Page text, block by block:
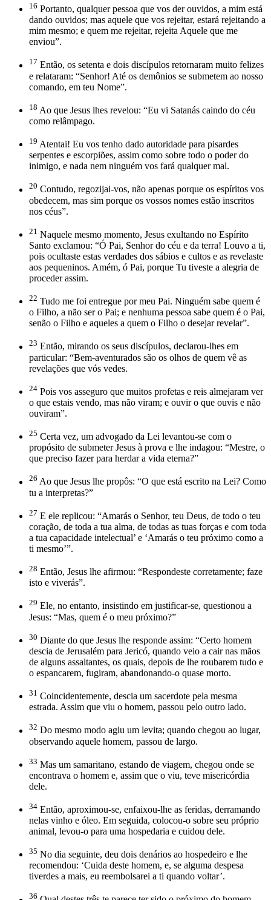
16 Portanto, qualquer pessoa que vos der ouvidos, a mim está
dando ouvidos; mas aquele que vos rejeitar, estará rejeitando a
mim mesmo; e quem me rejeitar, rejeita Aquele que me
enviou”.
17 Então, os setenta e dois discípulos retornaram muito felizes
e relataram: “Senhor! Até os demônios se submetem ao nosso
comando, em teu Nome”.
18 Ao que Jesus lhes revelou: “Eu vi Satanás caindo do céu
como relâmpago.
19 Atentai! Eu vos tenho dado autoridade para pisardes
serpentes e escorpiões, assim como sobre todo o poder do
inimigo, e nada nem ninguém vos fará qualquer mal.
20 Contudo, regozijai-vos, não apenas porque os espíritos vos
obedecem, mas sim porque os vossos nomes estão inscritos
nos céus”.
21 Naquele mesmo momento, Jesus exultando no Espírito
Santo exclamou: “Ó Pai, Senhor do céu e da terra! Louvo a ti,
pois ocultaste estas verdades dos sábios e cultos e as revelaste
aos pequeninos. Amém, ó Pai, porque Tu tiveste a alegria de
proceder assim.
22 Tudo me foi entregue por meu Pai. Ninguém sabe quem é
o Filho, a não ser o Pai; e nenhuma pessoa sabe quem é o Pai,
senão o Filho e aqueles a quem o Filho o desejar revelar”.
23 Então, mirando os seus discípulos, declarou-lhes em
particular: “Bem-aventurados são os olhos de quem vê as
revelações que vós vedes.
24 Pois vos asseguro que muitos profetas e reis almejaram ver
o que estais vendo, mas não viram; e ouvir o que ouvis e não
ouviram”.
25 Certa vez, um advogado da Lei levantou-se com o
propósito de submeter Jesus à prova e lhe indagou: “Mestre, o
que preciso fazer para herdar a vida eterna?”
26 Ao que Jesus lhe propôs: “O que está escrito na Lei? Como
tu a interpretas?”
27 E ele replicou: “Amarás o Senhor, teu Deus, de todo o teu
coração, de toda a tua alma, de todas as tuas forças e com toda
a tua capacidade intelectual’ e ‘Amarás o teu próximo como a
ti mesmo’”.
28 Então, Jesus lhe afirmou: “Respondeste corretamente; faze
isto e viverás”.
29 Ele, no entanto, insistindo em justificar-se, questionou a
Jesus: “Mas, quem é o meu próximo?”
30 Diante do que Jesus lhe responde assim: “Certo homem
descia de Jerusalém para Jericó, quando veio a cair nas mãos
de alguns assaltantes, os quais, depois de lhe roubarem tudo e
o espancarem, fugiram, abandonando-o quase morto.
31 Coincidentemente, descia um sacerdote pela mesma
estrada. Assim que viu o homem, passou pelo outro lado.
32 Do mesmo modo agiu um levita; quando chegou ao lugar,
observando aquele homem, passou de largo.
33 Mas um samaritano, estando de viagem, chegou onde se
encontrava o homem e, assim que o viu, teve misericórdia
dele.
34 Então, aproximou-se, enfaixou-lhe as feridas, derramando
nelas vinho e óleo. Em seguida, colocou-o sobre seu próprio
animal, levou-o para uma hospedaria e cuidou dele.
35 No dia seguinte, deu dois denários ao hospedeiro e lhe
recomendou: ‘Cuida deste homem, e, se alguma despesa
tiverdes a mais, eu reembolsarei a ti quando voltar’.
36